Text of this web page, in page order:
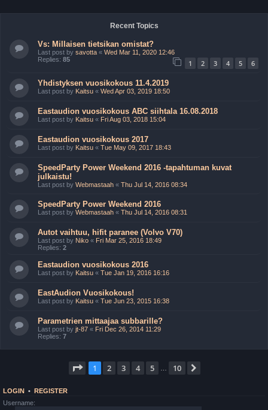
Recent Topics
Vs: Millaisen tietsikan omistat?
Last post by savotta « Wed Mar 11, 2020 12:46
Replies: 85 1 2 3 4 5 6
Yhdistyksen vuosikokous 11.4.2019
Last post by Kaitsu « Wed Apr 03, 2019 18:50
Eastaudion vuosikokous ABC siihtala 16.08.2018
Last post by Kaitsu « Fri Aug 03, 2018 15:04
Eastaudion vuosikokous 2017
Last post by Kaitsu « Tue May 09, 2017 18:43
SpeedParty Power Weekend 2016 -tapahtuman kuvat
julkaistu!
Last post by Webmastaah « Thu Jul 14, 2016 08:34
SpeedParty Power Weekend 2016
Last post by Webmastaah « Thu Jul 14, 2016 08:31
Autot vaihtuu, hifit paranee (Volvo V70)
Last post by Niko « Fri Mar 25, 2016 18:49
Replies: 2
Eastaudion vuosikokous 2016
Last post by Kaitsu « Tue Jan 19, 2016 16:16
EastAudion Vuosikokous!
Last post by Kaitsu « Tue Jun 23, 2015 16:38
Parametrien mittaajaa subbarille?
Last post by jt-87 « Fri Dec 26, 2014 11:29
Replies: 7
Page 1of 10
1 2 3 4 5 10
LOGIN • REGISTER
Username: